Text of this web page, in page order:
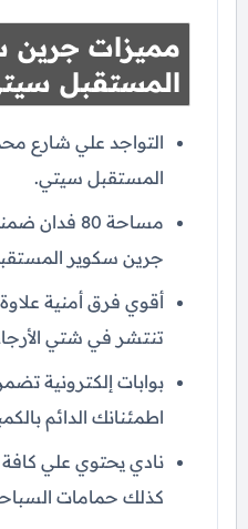
مميزات جرين
المستقبل
التواجد علي شارع
المستقبل سيتي.
مساحة 80
جرين سكوير
أقوي فرق أمنية
تنتشر في شتي
بوابات إلكترونية
اطمئنانك الدائم
نادي يحتوي علي كافة
كذلك حمامات